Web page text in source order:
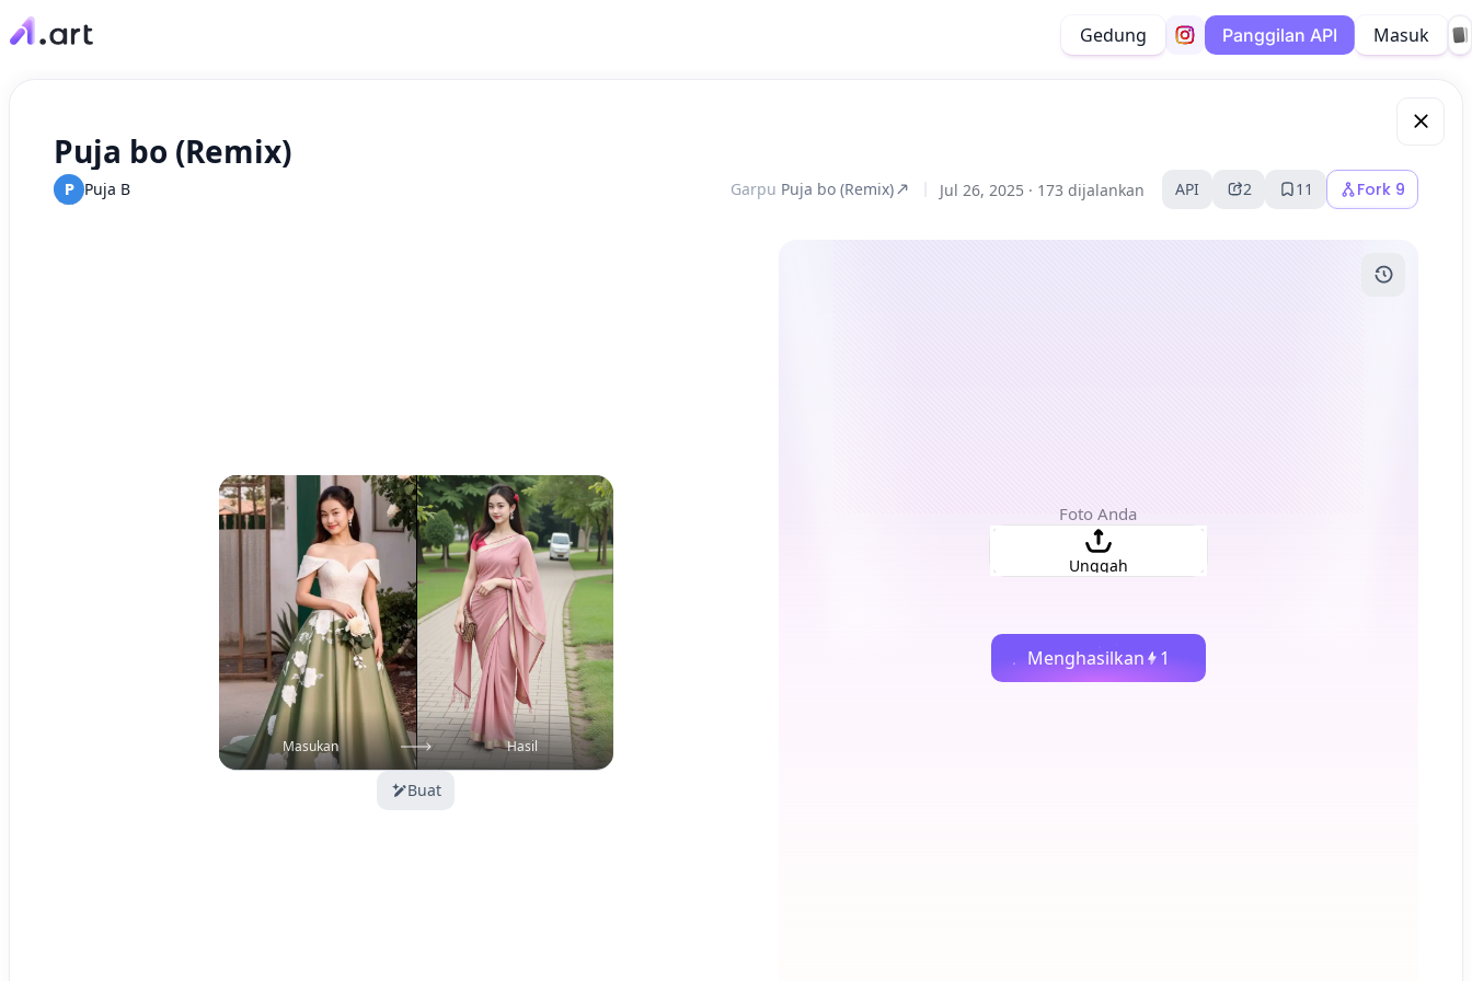
Gedung Panggilan API Masuk
Puja bo (Remix)
P Puja B Garpu Puja bo (Remix) Jul 26, 2025 · 173 dijalankan API 2 11 Fork 9
Masukan Hasil
Buat
Foto Anda
Unggah
Menghasilkan 1